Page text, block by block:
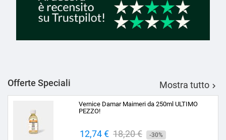
Offerte Speciali Mostra tutto 
Vernice Damar Maimeri da 250ml ULTIMO
PEZZO!
Prezzo
12,74 € Prezzo
18,20 € -30%